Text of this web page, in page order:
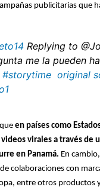
publicitarias que
Replying to
me la pueden
#storytime original
en países como
virales a través de
en Panamá. En
colaboraciones con
entre otros productos